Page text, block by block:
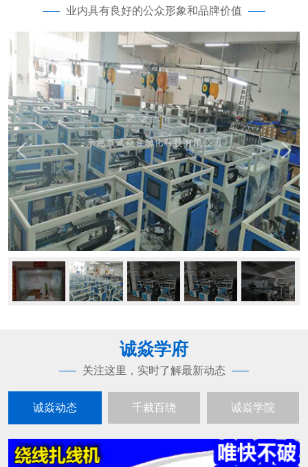
业内具有良好的公众形象和品牌价值
诚焱学府
关注这里，实时了解最新动态
诚焱动态 千裁百绕 诚焱学院